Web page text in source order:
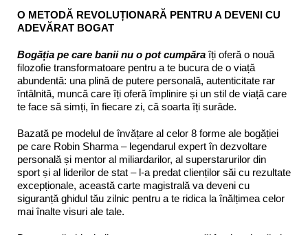
O METODĂ REVOLUȚIONARĂ PENTRU A DEVENI CU
ADEVĂRAT BOGAT
Bogăția pe care banii nu o pot cumpăra îți oferă o nouă
filozofie transformatoare pentru a te bucura de o viață
abundentă: una plină de putere personală, autenticitate rar
întâlnită, muncă care îți oferă împlinire și un stil de viață care
te face să simți, în fiecare zi, că soarta îți surâde.
Bazată pe modelul de învățare al celor 8 forme ale bogăției
pe care Robin Sharma – legendarul expert în dezvoltare
personală și mentor al miliardarilor, al superstarurilor din
sport și al liderilor de stat – l-a predat clienților săi cu rezultate
excepționale, această carte magistrală va deveni cu
siguranță ghidul tău zilnic pentru a te ridica la înălțimea celor
mai înalte visuri ale tale.